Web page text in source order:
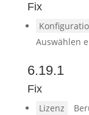
Fix
Auswählen
6.19.1
Fix
Lizenz